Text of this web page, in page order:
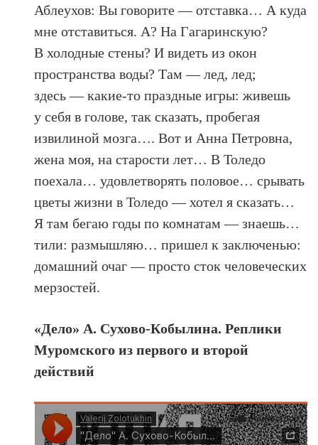
Аблеухов: Вы говорите — отставка… А куда
мне отставиться. А? На Гагаринскую?
В холодные стены? И видеть из окон
пространства воды? Там — лед, лед;
здесь — какие-то праздные игры: живешь
у себя в голове, так сказать, пробегая
извилиной мозга…. Вот и Анна Петровна,
жена моя, на старости лет… В Толедо
поехала… удовлетворять половое… срывать
цветы жизни в Толедо — хотел я сказать…
Я там бегаю годы по комнатам — знаешь…
тили: размышляю… пришел к заключенью:
домашний очаг — просто сток человеческих
мерзостей.
«Дело» А. Сухово-Кобылина. Реплики
Муромского из первого и второй
действий